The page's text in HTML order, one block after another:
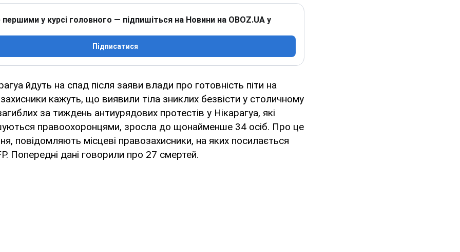
у курсі головного — підпишіться на Новини на OBOZ.UA у
Підписатися
йдуть на спад після заяви влади про готовність піти на
кажуть, що виявили тіла зниклих безвісти у столичному
за тиждень антиурядових протестів у Нікарагуа, які
правоохоронцями, зросла до щонайменше 34 осіб. Про це
повідомляють місцеві правозахисники, на яких посилається
Попередні дані говорили про 27 смертей.